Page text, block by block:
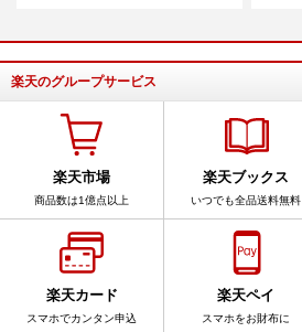
楽天のグループサービス
楽天市場
商品数は1億点以上
楽天ブックス
いつでも全品送料無料
楽天カード
スマホでカンタン申込
楽天ペイ
スマホをお財布に